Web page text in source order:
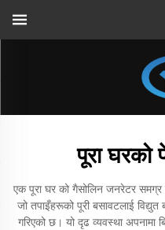
पूरा घरको
एक पूरा घर को गैसोलिन जनरेटर
जो तपाइँहरूको पूरी बसावटलाई विद्युत
गरिएको छ। यो दृढ व्यवस्था अपनामा